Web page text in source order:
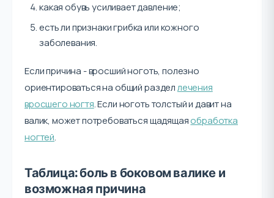
какая обувь усиливает давление;
есть ли признаки грибка или кожного
заболевания.
Если причина - вросший ноготь, полезно
ориентироваться на общий разделлечения
вросшего ногтя. Если ноготь толстый и давит на
валик, может потребоваться щадящаяобработка
ногтей.
Таблица: боль в боковом валике и
возможная причина